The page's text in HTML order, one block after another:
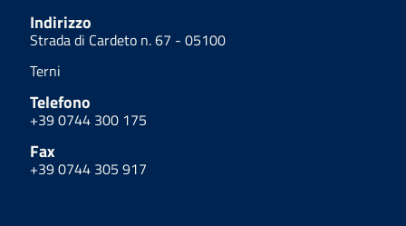
Indirizzo
Strada di Cardeto n. 67 - 05100
Terni
Telefono
+39 0744 300 175
Fax
+39 0744 305 917